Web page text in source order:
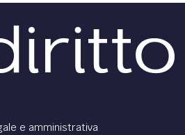
e amministrativa